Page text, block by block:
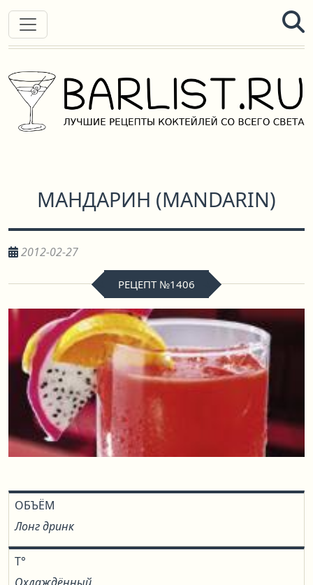
МАНДАРИН (MANDARIN)
2012-02-27
РЕЦЕПТ №1406
ОБЪЁМ
Лонг дринк
T°